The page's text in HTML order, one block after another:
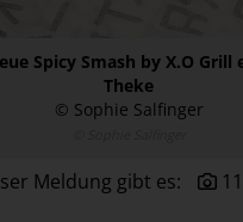
Spicy Smash by X.O
Theke
© Sophie Salfinger
Meldung gibt es: